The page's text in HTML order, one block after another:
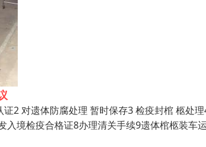
2 对遗体防腐处理 暂时保存3 检疫封棺 柩处
境检疫合格证8办理清关手续9遗体棺柩装车